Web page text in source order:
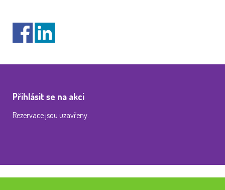
Přihlásit se na akci
Rezervace jsou uzavřeny.